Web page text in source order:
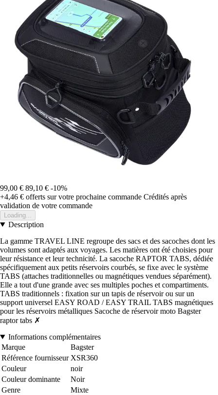
99,00 € 89,10 € -10%
+4,46 € offerts sur votre prochaine commande Crédités après
validation de votre commande
Loading...
Description
La gamme TRAVEL LINE regroupe des sacs et des sacoches dont les
volumes sont adaptés aux voyages. Les matières ont été choisies pour
leur résistance et leur technicité. La sacoche RAPTOR TABS, dédiée
spécifiquement aux petits réservoirs courbés, se fixe avec le système
TABS (attaches traditionnelles ou magnétiques vendues séparément).
Elle a tout d'une grande avec ses multiples poches et compartiments.
TABS traditionnels : fixation sur un tapis de réservoir ou sur un
support universel EASY ROAD / EASY TRAIL TABS magnétiques
pour les réservoirs métalliques Sacoche de réservoir moto Bagster
raptor tabs ✗
Informations complémentaires
Marque
Bagster
Référence fournisseur XSR360
Couleur
noir
Couleur dominante
Noir
Genre
Mixte